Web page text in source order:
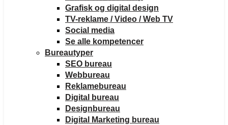
Grafisk og digital design
TV-reklame / Video / Web TV
Social media
Se alle kompetencer
Bureautyper
SEO bureau
Webbureau
Reklamebureau
Digital bureau
Designbureau
Digital Marketing bureau